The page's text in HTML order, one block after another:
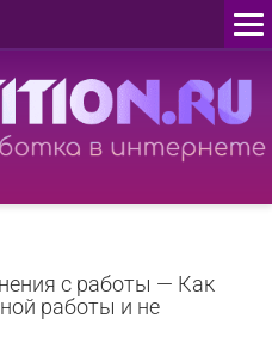
с работы — Как
работы и не